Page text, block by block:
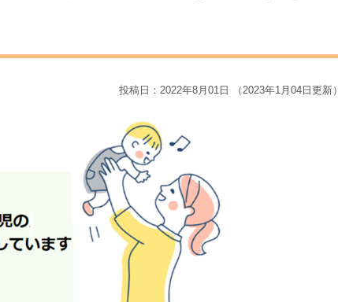
投稿日：2022年8月01日 （2023年1月04日更新）